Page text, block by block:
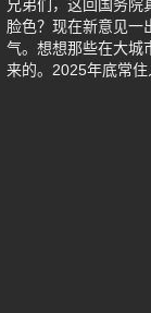
兄弟们，这回国务院
脸色？现在新意见一
气。想想那些在大城
来的。2025年底常